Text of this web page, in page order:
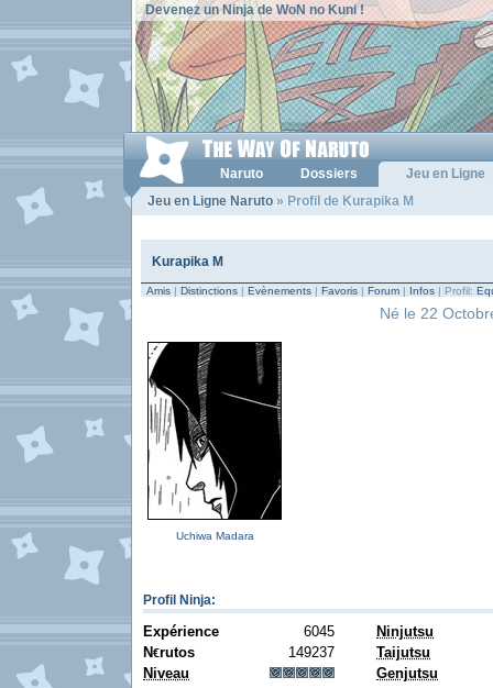
Devenez un Ninja de WoN no Kuni !
Naruto Dossiers
Jeu en Ligne
Jeu en Ligne Naruto » Profil de Kurapika M
Kurapika M
Amis | Distinctions | Evènements | Favoris | Forum | Infos | Profil:
Né le 22
Uchiwa Madara
Profil Ninja:
Expérience 6045
Ninjutsu
N€rutos 149237
Taijutsu
Niveau
Genjutsu